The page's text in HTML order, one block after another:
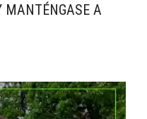
MANTÉNGASE A